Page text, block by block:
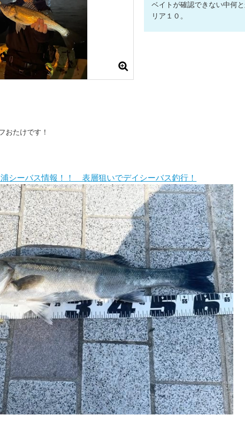
ベイトが確認できない中何
リア１０。
おたけです！
シーバス情報！！ 表層狙いでデイシーバス釣行！